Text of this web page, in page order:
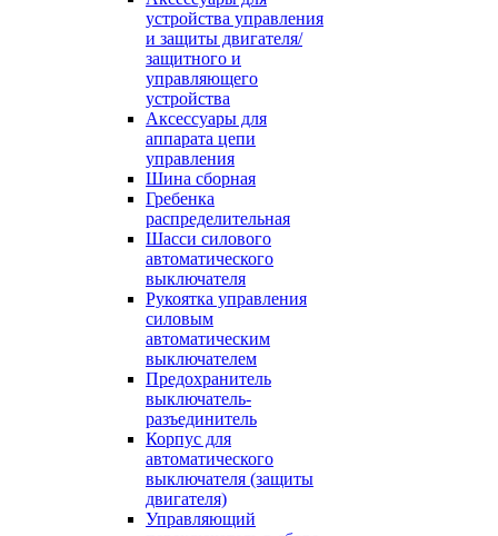
устройства управления
и защиты двигателя/
защитного и
управляющего
устройства
Аксессуары для
аппарата цепи
управления
Шина сборная
Гребенка
распределительная
Шасси силового
автоматического
выключателя
Рукоятка управления
силовым
автоматическим
выключателем
Предохранитель
выключатель-
разъединитель
Корпус для
автоматического
выключателя (защиты
двигателя)
Управляющий